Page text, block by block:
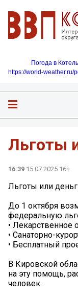
Погода в
https://world-weather.ru/
Льготы
16:39 15.07.2025 16+
Льготы или
До 1 октября
федеральную
• Лекарственное
• Санаторно-
• Бесплатный
В Кировской
на эту помощь,
человек.